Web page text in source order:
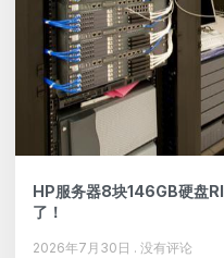
HP服务器8块146GB硬盘
了！
2026年7月30日 没有评论